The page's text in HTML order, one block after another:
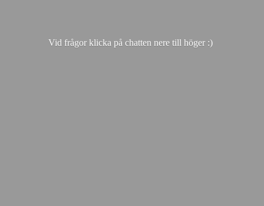
Vid frågor klicka på chatten nere till höger :)